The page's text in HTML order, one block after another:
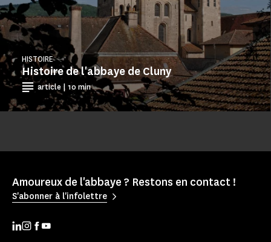
Histoire de l'abbaye de Cluny
HISTOIRE
article | 10 min
Amoureux de l'abbaye ? Restons en contact !
S'abonner à l'infolettre